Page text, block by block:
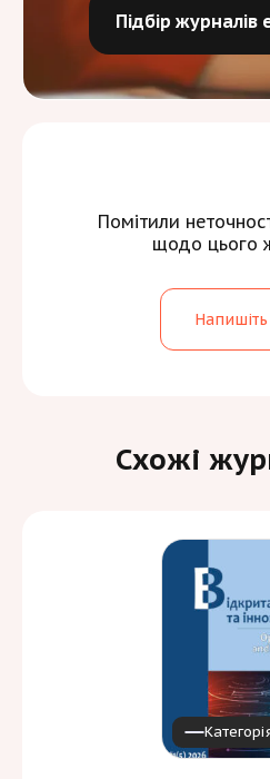
Помітили
щодо цього
Підбір журналів
Схожі